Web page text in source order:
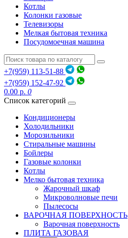
Котлы
Колонки газовые
Телевизоры
Мелкая бытовая техника
Посудомоечная машина
+7(959) 113-51-88
+7(959) 152-47-92
0.00 р. 0
Список категорий
Кондиционеры
Холодильники
Морозильники
Стиральные машины
Бойлеры
Газовые колонки
Котлы
Мелко бытовая техника
Жарочный шкаф
Микроволновые печи
Пылесосы
ВАРОЧНАЯ ПОВЕРХНОСТЬ
Варочная поверхность
ПЛИТА ГАЗОВАЯ